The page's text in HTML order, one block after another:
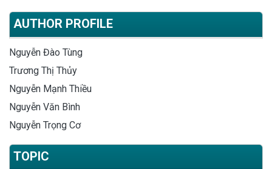
AUTHOR PROFILE
Nguyễn Đào Tùng
Trương Thị Thủy
Nguyễn Mạnh Thiều
Nguyễn Văn Bình
Nguyễn Trọng Cơ
TOPIC